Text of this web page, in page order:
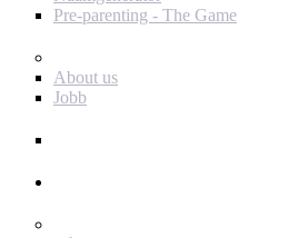
Pre-parenting - The Game
About us
Jobb